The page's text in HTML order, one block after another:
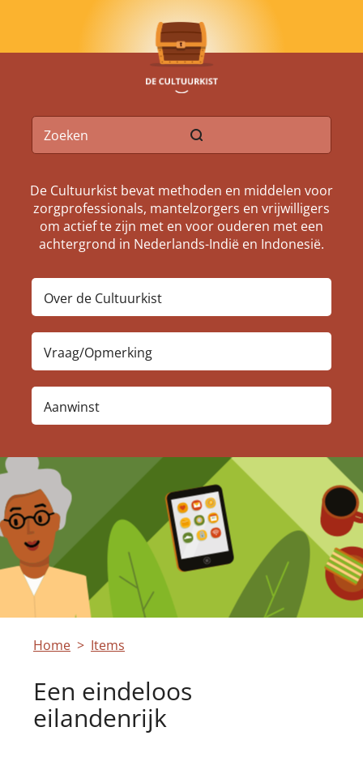
De Cultuurkist bevat methoden en middelen voor
zorgprofessionals, mantelzorgers en vrijwilligers
om actief te zijn met en voor ouderen met een
achtergrond in Nederlands-Indië en Indonesië.
Over de Cultuurkist
Vraag/Opmerking
Aanwinst
Home Items
Een eindeloos
eilandenrijk